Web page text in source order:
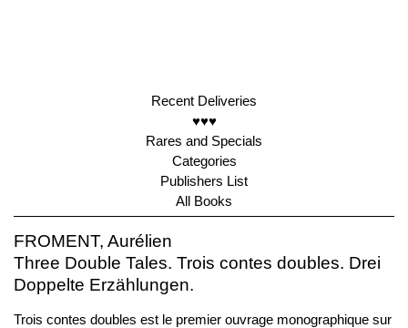
Recent Deliveries
♥♥♥
Rares and Specials
Categories
Publishers List
All Books
FROMENT, Aurélien
Three Double Tales. Trois contes doubles. Drei
Doppelte Erzählungen.
Trois contes doubles est le premier ouvrage monographique sur